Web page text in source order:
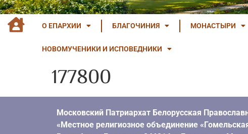
О ЕПАРХИИ БЛАГОЧИНИЯ МОНАСТЫРИ
НОВОМУЧЕНИКИ И ИСПОВЕДНИКИ
177800
Московский Патриархат Белорусская
«Местное религиозное объединение